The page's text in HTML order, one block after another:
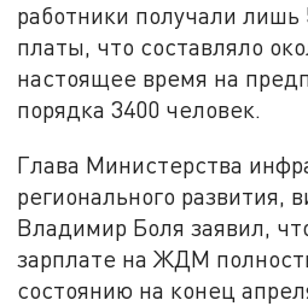
работники получали лишь
платы, что составляло
настоящее время на
порядка 3400 человек.
Глава Министерства
регионального развития,
Владимир Боля заявил,
зарплате на ЖДМ
состоянию на конец